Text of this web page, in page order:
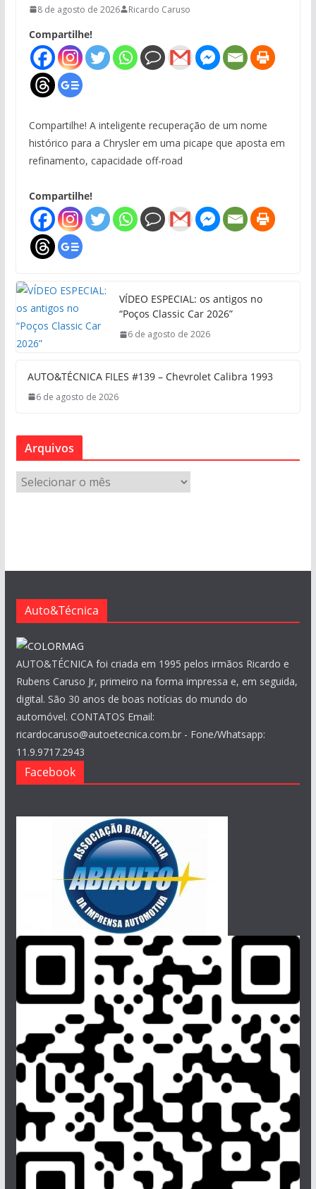
8 de agosto de 2026 Ricardo Caruso
Compartilhe!
Compartilhe! A inteligente recuperação de um nome
histórico para a Chrysler em uma picape que aposta em
refinamento, capacidade off-road
Compartilhe!
VÍDEO ESPECIAL: os antigos no
“Poços Classic Car 2026”
6 de agosto de 2026
AUTO&TÉCNICA FILES #139 – Chevrolet Calibra 1993
6 de agosto de 2026
Arquivos
r
s
Auto&Técnica
AUTO&TÉCNICA foi criada em 1995 pelos irmãos Ricardo e
Rubens Caruso Jr, primeiro na forma impressa e, em seguida,
digital. São 30 anos de boas notícias do mundo do
automóvel. CONTATOS Email:
ricardocaruso@autoetecnica.com.br - Fone/Whatsapp:
11.9.9717.2943
Facebook